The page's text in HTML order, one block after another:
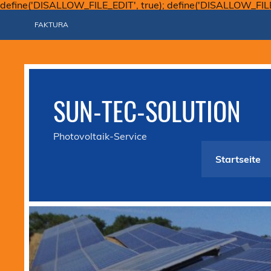
define('DISALLOW_FILE_EDIT', true);
FAKTURA
SUN-TEC-SOLUTION
Photovoltaik-Service
Startseite